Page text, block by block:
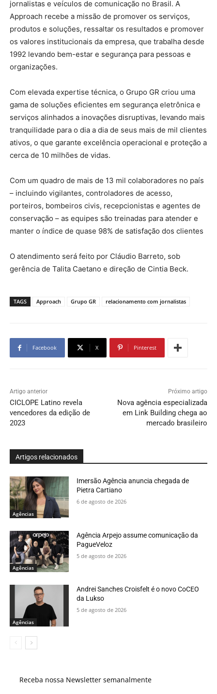
jornalistas e veículos de comunicação no Brasil. A
Approach recebe a missão de promover os serviços,
produtos e soluções, ressaltar os resultados e promover
os valores institucionais da empresa, que trabalha desde
1992 levando bem-estar e segurança para pessoas e
organizações.
Com elevada expertise técnica, o Grupo GR criou uma
gama de soluções eficientes em segurança eletrônica e
serviços alinhados a inovações disruptivas, levando mais
tranquilidade para o dia a dia de seus mais de mil clientes
ativos, o que garante excelência operacional e proteção a
cerca de 10 milhões de vidas.
Com um quadro de mais de 13 mil colaboradores no país
– incluindo vigilantes, controladores de acesso,
porteiros, bombeiros civis, recepcionistas e agentes de
conservação – as equipes são treinadas para atender e
manter o índice de quase 98% de satisfação dos clientes
O atendimento será feito por Cláudio Barreto, sob
gerência de Talita Caetano e direção de Cintia Beck.
TAGS Approach Grupo GR relacionamento com jornalistas
Facebook X Pinterest
Artigo anterior
CICLOPE Latino revela
vencedores da edição de
2023
Próximo artigo
Nova agência especializada
em Link Building chega ao
mercado brasileiro
Artigos relacionados
Agências
Imersão Agência anuncia chegada de
Pietra Cartiano
6 de agosto de 2026
Agências
Agência Arpejo assume comunicação da
PagueVeloz
5 de agosto de 2026
Agências
Andrei Sanches Croisfelt é o novo CoCEO
da Lukso
5 de agosto de 2026
Receba nossa Newsletter semanalmente